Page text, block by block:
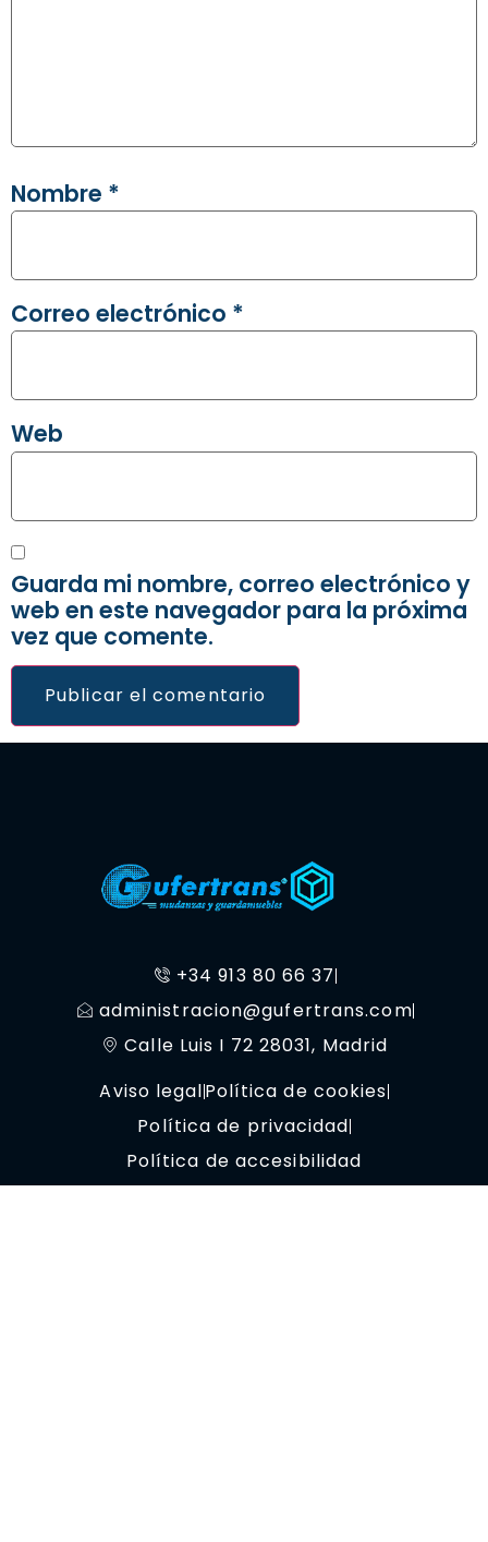
Nombre *
Correo electrónico *
Web
Guarda mi nombre, correo electrónico y
web en este navegador para la próxima
vez que comente.
+34 913 80 66 37
administracion@gufertrans.com
Calle Luis I 72 28031, Madrid
Aviso legalPolítica de cookies
Política de privacidad
Política de accesibilidad